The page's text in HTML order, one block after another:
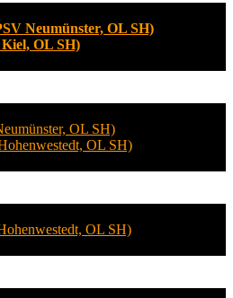
Neumünster, OL SH)
OL SH)
OL SH)
OL SH)
OL SH)